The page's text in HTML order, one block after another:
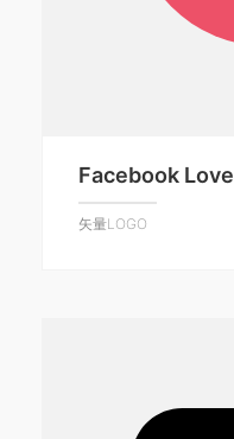
Facebook Love
矢量LOGO